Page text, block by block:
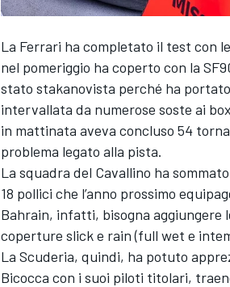
MONOPOSTO
La Ferrari ha completato il test con
nel pomeriggio ha coperto con la
stato stakanovista perché ha
intervallata da numerose soste ai
in mattinata aveva concluso 54
problema legato alla pista.
La squadra del Cavallino ha
18 pollici che l’anno prossimo
Bahrain, infatti, bisogna aggiungere
coperture slick e rain (full wet e
La Scuderia, quindi, ha potuto
Bicocca con i suoi piloti titolari,